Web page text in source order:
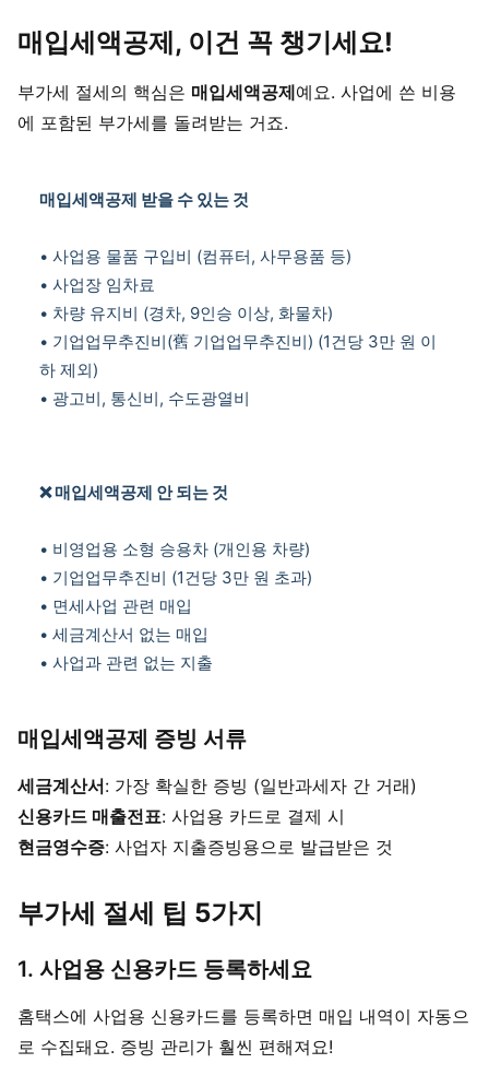
매입세액공제, 이건 꼭 챙기세요!
부가세 절세의 핵심은 매입세액공제예요. 사업에 쓴 비용
에 포함된 부가세를 돌려받는 거죠.
매입세액공제 받을 수 있는 것
• 사업용 물품 구입비 (컴퓨터, 사무용품 등)
• 사업장 임차료
• 차량 유지비 (경차, 9인승 이상, 화물차)
• 기업업무추진비(舊 기업업무추진비) (1건당 3만 원 이
하 제외)
• 광고비, 통신비, 수도광열비
❌ 매입세액공제 안 되는 것
• 비영업용 소형 승용차 (개인용 차량)
• 기업업무추진비 (1건당 3만 원 초과)
• 면세사업 관련 매입
• 세금계산서 없는 매입
• 사업과 관련 없는 지출
매입세액공제 증빙 서류
세금계산서: 가장 확실한 증빙 (일반과세자 간 거래)
신용카드 매출전표: 사업용 카드로 결제 시
현금영수증: 사업자 지출증빙용으로 발급받은 것
부가세 절세 팁 5가지
1. 사업용 신용카드 등록하세요
홈택스에 사업용 신용카드를 등록하면 매입 내역이 자동으
로 수집돼요. 증빙 관리가 훨씬 편해져요!